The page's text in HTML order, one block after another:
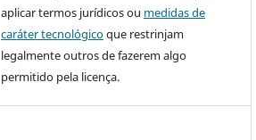
aplicar termos jurídicos ou medidas de
caráter tecnológicoque restrinjam
legalmente outros de fazerem algo
permitido pela licença.